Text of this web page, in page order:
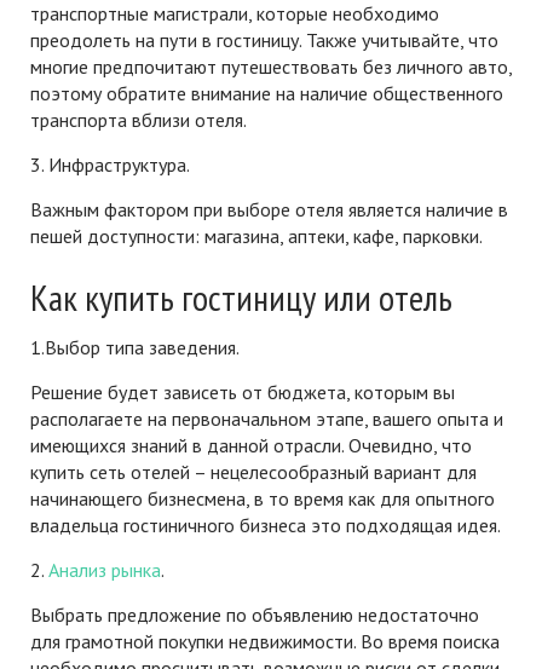
транспортные магистрали, которые необходимо
преодолеть на пути в гостиницу. Также учитывайте, что
многие предпочитают путешествовать без личного авто,
поэтому обратите внимание на наличие общественного
транспорта вблизи отеля.
3. Инфраструктура.
Важным фактором при выборе отеля является наличие в
пешей доступности: магазина, аптеки, кафе, парковки.
Как купить гостиницу или отель
1.Выбор типа заведения.
Решение будет зависеть от бюджета, которым вы
располагаете на первоначальном этапе, вашего опыта и
имеющихся знаний в данной отрасли. Очевидно, что
купить сеть отелей – нецелесообразный вариант для
начинающего бизнесмена, в то время как для опытного
владельца гостиничного бизнеса это подходящая идея.
2. Анализ рынка.
Выбрать предложение по объявлению недостаточно
для грамотной покупки недвижимости. Во время поиска